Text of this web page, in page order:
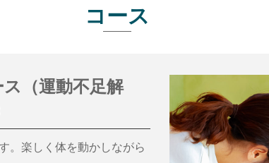
コース
（運動不足解
。楽しく体を動かしながら